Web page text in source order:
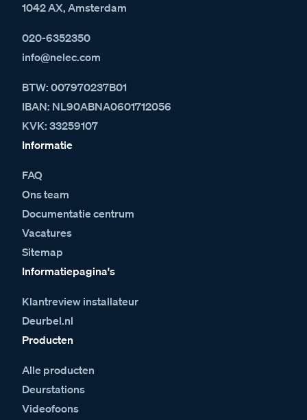
1042 AX, Amsterdam
020-6352350
info@nelec.com
BTW: 007970237B01
IBAN: NL90ABNA0601712056
KVK: 33259107
Informatie
FAQ
Ons team
Documentatie centrum
Vacatures
Sitemap
Informatiepagina's
Klantreview installateur
Deurbel.nl
Producten
Alle producten
Deurstations
Videofoons